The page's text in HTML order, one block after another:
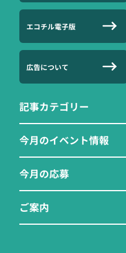
エコチル電子版
広告について
記事カテゴリー
今月のイベント情報
今月の応募
ご案内